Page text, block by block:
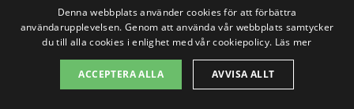
kolla i städer som ligger nära Tollered.
Här är några exempel:
Gråbo
Denna webbplats använder cookies för att förbättra
användarupplevelsen. Genom att använda vår webbplats samtycker
du till alla cookies i enlighet med vår cookiepolicy. Läs mer
ACCEPTERA ALLA AVVISA ALLT